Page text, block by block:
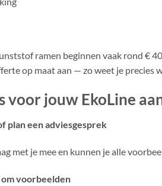
ramen beginnen vaak rond €
op maat aan — zo weet je precies
voor jouw EkoLine
plan een adviesgesprek
met je mee en kunnen je alle
voorbeelden